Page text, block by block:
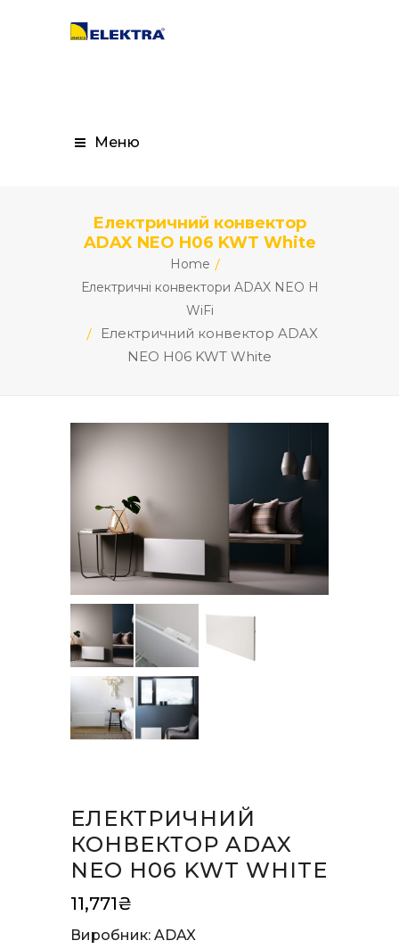
Меню
Електричний конвектор
ADAX NEO H06 KWT White
Home
Електричні конвектори ADAX NEO H
WiFi
Електричний конвектор ADAX
NEO H06 KWT White
ЕЛЕКТРИЧНИЙ
КОНВЕКТОР ADAX
NEO H06 KWT WHITE
11,771₴
Виробник: ADAX